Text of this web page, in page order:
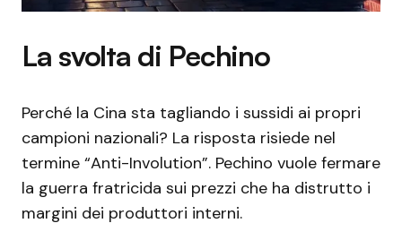
La svolta di Pechino
Perché la Cina sta tagliando i sussidi ai propri
campioni nazionali? La risposta risiede nel
termine “Anti-Involution”. Pechino vuole fermare
la guerra fratricida sui prezzi che ha distrutto i
margini dei produttori interni.